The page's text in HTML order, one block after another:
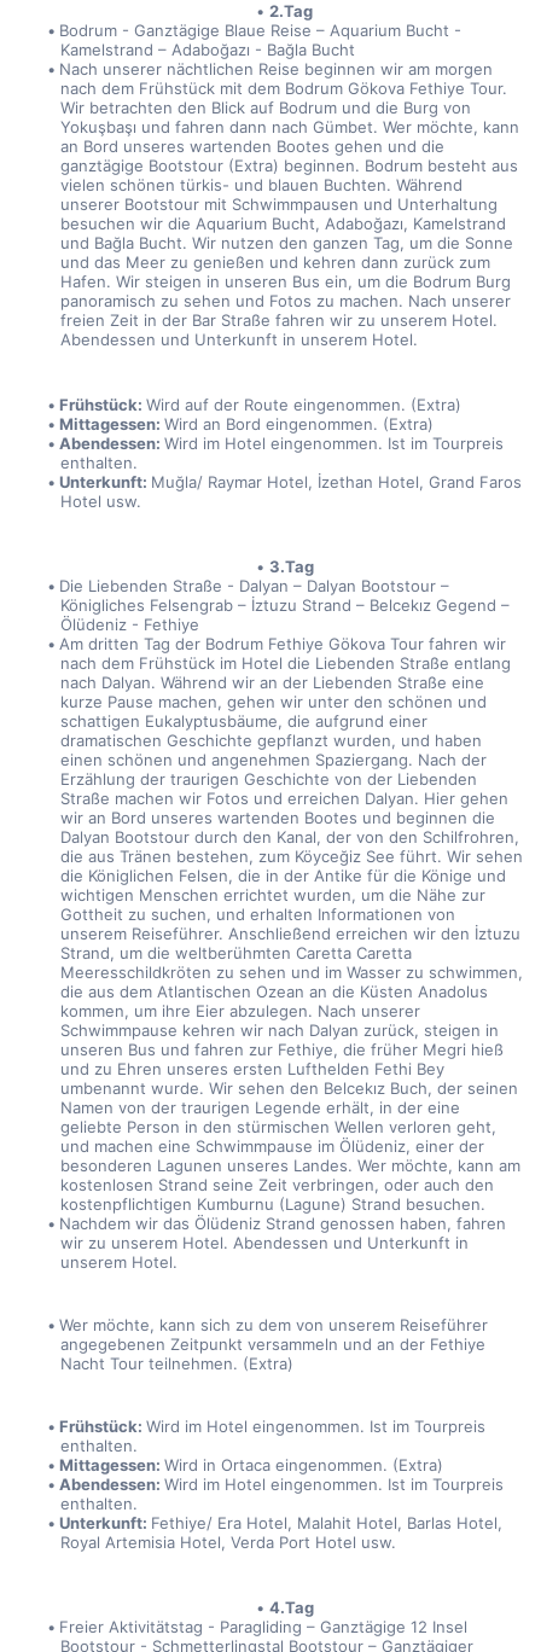
2.Tag
Bodrum - Ganztägige Blaue Reise – Aquarium Bucht -
Kamelstrand – Adaboğazı - Bağla Bucht
Nach unserer nächtlichen Reise beginnen wir am morgen
nach dem Frühstück mit dem Bodrum Gökova Fethiye Tour.
Wir betrachten den Blick auf Bodrum und die Burg von
Yokuşbaşı und fahren dann nach Gümbet. Wer möchte, kann
an Bord unseres wartenden Bootes gehen und die
ganztägige Bootstour (Extra) beginnen. Bodrum besteht aus
vielen schönen türkis- und blauen Buchten. Während
unserer Bootstour mit Schwimmpausen und Unterhaltung
besuchen wir die Aquarium Bucht, Adaboğazı, Kamelstrand
und Bağla Bucht. Wir nutzen den ganzen Tag, um die Sonne
und das Meer zu genießen und kehren dann zurück zum
Hafen. Wir steigen in unseren Bus ein, um die Bodrum Burg
panoramisch zu sehen und Fotos zu machen. Nach unserer
freien Zeit in der Bar Straße fahren wir zu unserem Hotel.
Abendessen und Unterkunft in unserem Hotel.
Frühstück: Wird auf der Route eingenommen. (Extra)
Mittagessen: Wird an Bord eingenommen. (Extra)
Abendessen: Wird im Hotel eingenommen. Ist im Tourpreis
enthalten.
Unterkunft: Muğla/ Raymar Hotel, İzethan Hotel, Grand Faros
Hotel usw.
3.Tag
Die Liebenden Straße - Dalyan – Dalyan Bootstour –
Königliches Felsengrab – İztuzu Strand – Belcekız Gegend –
Ölüdeniz - Fethiye
Am dritten Tag der Bodrum Fethiye Gökova Tour fahren wir
nach dem Frühstück im Hotel die Liebenden Straße entlang
nach Dalyan. Während wir an der Liebenden Straße eine
kurze Pause machen, gehen wir unter den schönen und
schattigen Eukalyptusbäume, die aufgrund einer
dramatischen Geschichte gepflanzt wurden, und haben
einen schönen und angenehmen Spaziergang. Nach der
Erzählung der traurigen Geschichte von der Liebenden
Straße machen wir Fotos und erreichen Dalyan. Hier gehen
wir an Bord unseres wartenden Bootes und beginnen die
Dalyan Bootstour durch den Kanal, der von den Schilfrohren,
die aus Tränen bestehen, zum Köyceğiz See führt. Wir sehen
die Königlichen Felsen, die in der Antike für die Könige und
wichtigen Menschen errichtet wurden, um die Nähe zur
Gottheit zu suchen, und erhalten Informationen von
unserem Reiseführer. Anschließend erreichen wir den İztuzu
Strand, um die weltberühmten Caretta Caretta
Meeresschildkröten zu sehen und im Wasser zu schwimmen,
die aus dem Atlantischen Ozean an die Küsten Anadolus
kommen, um ihre Eier abzulegen. Nach unserer
Schwimmpause kehren wir nach Dalyan zurück, steigen in
unseren Bus und fahren zur Fethiye, die früher Megri hieß
und zu Ehren unseres ersten Lufthelden Fethi Bey
umbenannt wurde. Wir sehen den Belcekız Buch, der seinen
Namen von der traurigen Legende erhält, in der eine
geliebte Person in den stürmischen Wellen verloren geht,
und machen eine Schwimmpause im Ölüdeniz, einer der
besonderen Lagunen unseres Landes. Wer möchte, kann am
kostenlosen Strand seine Zeit verbringen, oder auch den
kostenpflichtigen Kumburnu (Lagune) Strand besuchen.
Nachdem wir das Ölüdeniz Strand genossen haben, fahren
wir zu unserem Hotel. Abendessen und Unterkunft in
unserem Hotel.
Wer möchte, kann sich zu dem von unserem Reiseführer
angegebenen Zeitpunkt versammeln und an der Fethiye
Nacht Tour teilnehmen. (Extra)
Frühstück: Wird im Hotel eingenommen. Ist im Tourpreis
enthalten.
Mittagessen: Wird in Ortaca eingenommen. (Extra)
Abendessen: Wird im Hotel eingenommen. Ist im Tourpreis
enthalten.
Unterkunft: Fethiye/ Era Hotel, Malahit Hotel, Barlas Hotel,
Royal Artemisia Hotel, Verda Port Hotel usw.
4.Tag
Freier Aktivitätstag - Paragliding – Ganztägige 12 Insel
Bootstour - Schmetterlingstal Bootstour – Ganztägiger